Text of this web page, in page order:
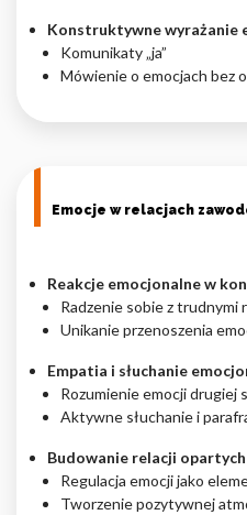
Konstruktywne wyrażanie
Komunikaty „ja”
Mówienie o emocjach bez
Emocje w relacjach
Reakcje emocjonalne w
Radzenie sobie z trudnymi
Unikanie przenoszenia
Empatia i słuchanie
Rozumienie emocji drugiej
Aktywne słuchanie i
Budowanie relacji
Regulacja emocji jako
Tworzenie pozytywnej